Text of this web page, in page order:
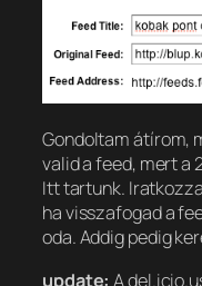
Gondoltam átírom,
valid a feed, mert a
Itt tartunk.
ha visszafogad a
oda. Addig pedig
update: A